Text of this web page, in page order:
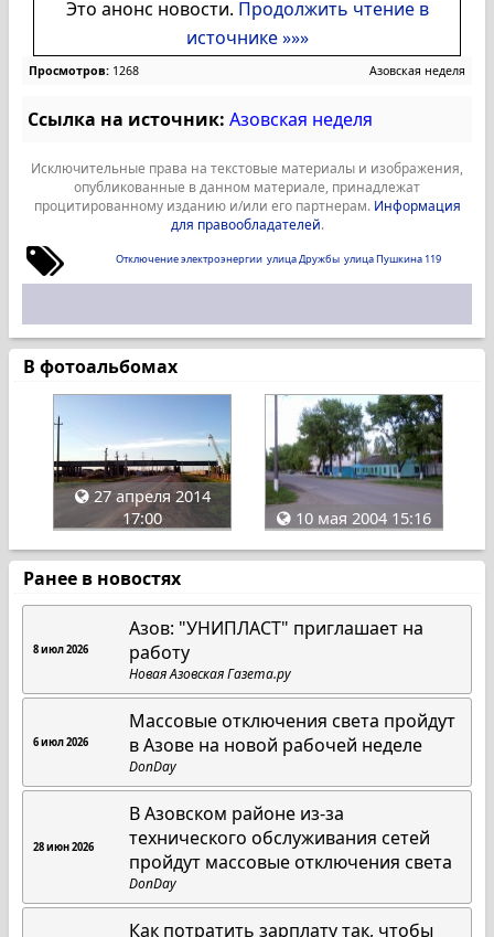
Это анонс новости. Продолжить чтение в
источнике »»»
Просмотров: 1268 Азовская неделя
Ссылка на источник: Азовская неделя
Исключительные права на текстовые материалы и изображения,
опубликованные в данном материале, принадлежат
процитированному изданию и/или его партнерам. Информация
для правообладателей.
Отключение электроэнергии улица Дружбы улица Пушкина 119
В фотоальбомах
27 апреля 2014
17:00
10 мая 2004 15:16
Ранее в новостях
8 июл 2026
Азов: "УНИПЛАСТ" приглашает на
работу
Новая Азовская Газета.ру
6 июл 2026
Массовые отключения света пройдут
в Азове на новой рабочей неделе
DonDay
28 июн 2026
В Азовском районе из-за
технического обслуживания сетей
пройдут массовые отключения света
DonDay
Как потратить зарплату так, чтобы